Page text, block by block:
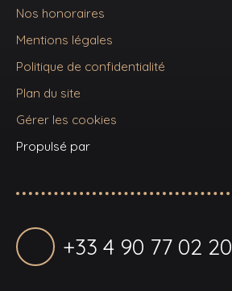
Nos honoraires
Mentions légales
Politique de confidentialité
Plan du site
Gérer les cookies
Propulsé par
+33 4 90 77 02 20